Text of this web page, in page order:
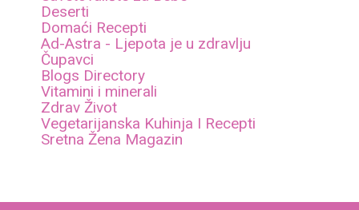
Deserti
Domaći Recepti
Ad-Astra - Ljepota je u zdravlju
Čupavci
Blogs Directory
Vitamini i minerali
Zdrav Život
Vegetarijanska Kuhinja I Recepti
Sretna Žena Magazin